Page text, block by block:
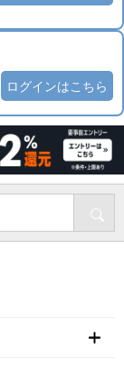
ログインはこちら